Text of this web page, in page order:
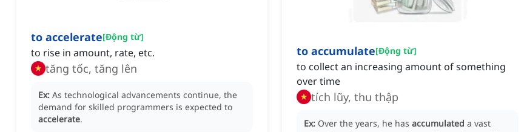
to accelerate[Động từ]
to rise in amount, rate, etc.
tăng tốc, tăng lên
Ex: As technological advancements continue, the
demand for skilled programmers is expected to
accelerate.
to accumulate[Động từ]
to collect an increasing amount of something
over time
tích lũy, thu thập
Ex: Over the years, he has accumulated a vast